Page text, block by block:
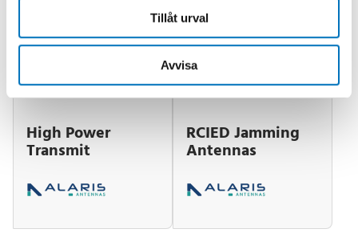
Tillåt urval
Avvisa
High Power
Transmit
RCIED Jamming
Antennas